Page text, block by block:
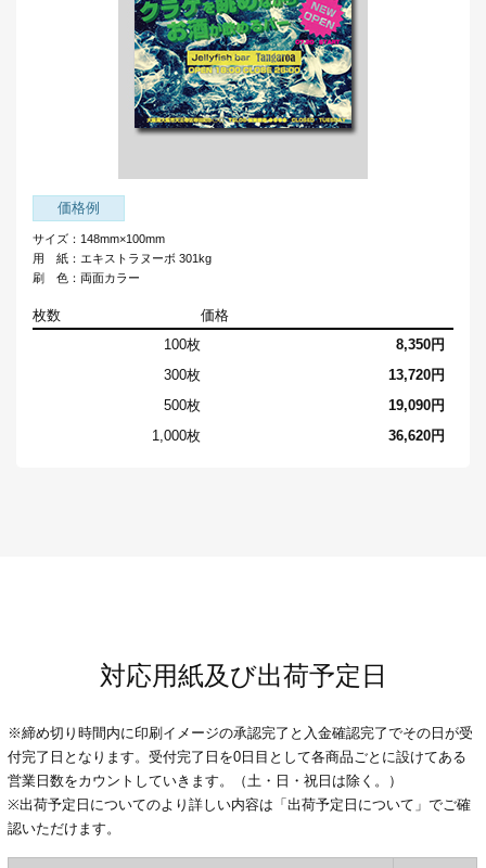
価格例
サイズ：148mm×100mm
用 紙：エキストラヌーボ 301kg
刷 色：両面カラー
枚数
価格
100枚
8,350円
300枚
13,720円
500枚
19,090円
1,000枚
36,620円
対応用紙及び出荷予定日
※締め切り時間内に印刷イメージの承認完了と入金確認完了でその日が受
付完了日となります。受付完了日を0日目として各商品ごとに設けてある
営業日数をカウントしていきます。（土・日・祝日は除く。）
※出荷予定日についてのより詳しい内容は「出荷予定日について」でご確
認いただけます。